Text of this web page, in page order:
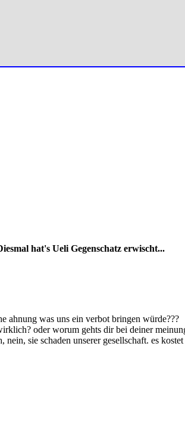
hat's Ueli Gegenschatz erwischt...
ahnung was uns ein verbot bringen würde???
oder worum gehts dir bei deiner
sie schaden unserer gesellschaft. es